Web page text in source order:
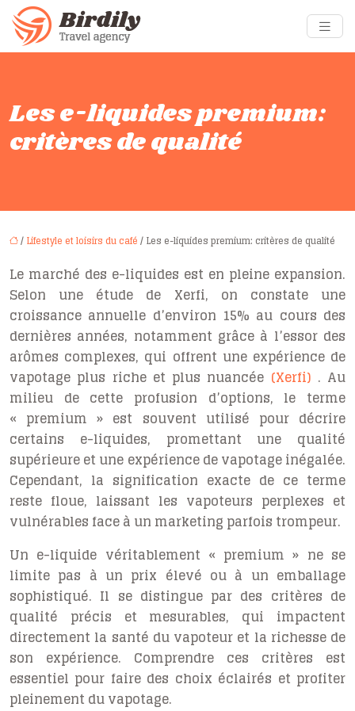
Les e-liquides premium:
critères de qualité
/ Lifestyle et loisirs du café / Les e-liquides premium: critères de qualité
Le marché des e-liquides est en pleine expansion.
Selon une étude de Xerfi, on constate une
croissance annuelle d’environ 15% au cours des
dernières années, notamment grâce à l’essor des
arômes complexes, qui offrent une expérience de
vapotage plus riche et plus nuancée (Xerfi) . Au
milieu de cette profusion d’options, le terme
« premium » est souvent utilisé pour décrire
certains e-liquides, promettant une qualité
supérieure et une expérience de vapotage inégalée.
Cependant, la signification exacte de ce terme
reste floue, laissant les vapoteurs perplexes et
vulnérables face à un marketing parfois trompeur.
Un e-liquide véritablement « premium » ne se
limite pas à un prix élevé ou à un emballage
sophistiqué. Il se distingue par des critères de
qualité précis et mesurables, qui impactent
directement la santé du vapoteur et la richesse de
son expérience. Comprendre ces critères est
essentiel pour faire des choix éclairés et profiter
pleinement du vapotage.